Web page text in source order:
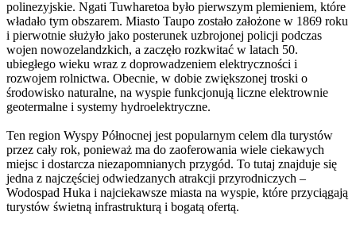
polinezyjskie. Ngati Tuwharetoa było pierwszym plemieniem, które
władało tym obszarem. Miasto Taupo zostało założone w 1869 roku
i pierwotnie służyło jako posterunek uzbrojonej policji podczas
wojen nowozelandzkich, a zaczęło rozkwitać w latach 50.
ubiegłego wieku wraz z doprowadzeniem elektryczności i
rozwojem rolnictwa. Obecnie, w dobie zwiększonej troski o
środowisko naturalne, na wyspie funkcjonują liczne elektrownie
geotermalne i systemy hydroelektryczne.
Ten region Wyspy Północnej jest popularnym celem dla turystów
przez cały rok, ponieważ ma do zaoferowania wiele ciekawych
miejsc i dostarcza niezapomnianych przygód. To tutaj znajduje się
jedna z najczęściej odwiedzanych atrakcji przyrodniczych –
Wodospad Huka i najciekawsze miasta na wyspie, które przyciągają
turystów świetną infrastrukturą i bogatą ofertą.